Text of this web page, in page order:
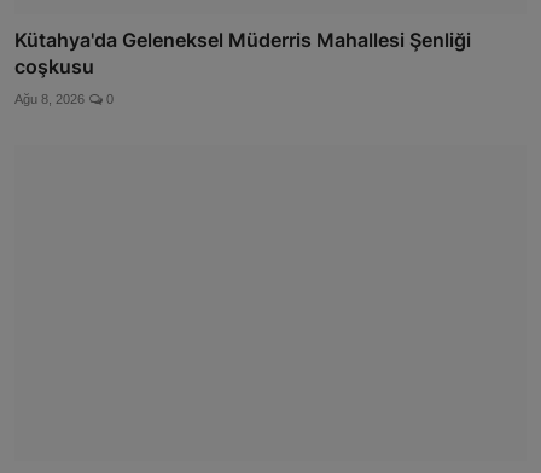
Kütahya'da Geleneksel Müderris Mahallesi Şenliği
coşkusu
Ağu 8, 2026 0